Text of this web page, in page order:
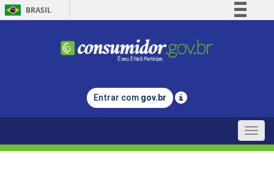
BRASIL
Comunica BR
Legislação
Entrar com gov.br
Toggle